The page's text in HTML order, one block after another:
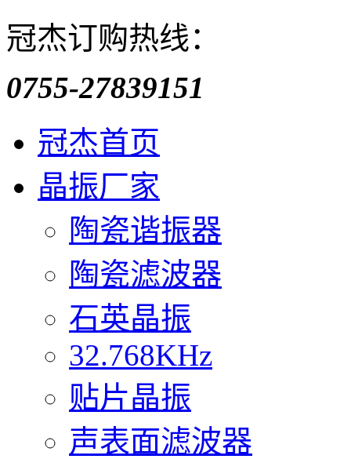
冠杰订购热线：
0755-27839151
冠杰首页
晶振厂家
陶瓷谐振器
陶瓷滤波器
石英晶振
32.768KHz
贴片晶振
声表面滤波器